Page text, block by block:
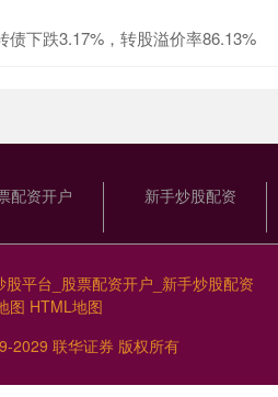
债下跌3.17%，转股溢价率86.13%
配资开户 新手炒股配资
股平台_股票配资开户_新手炒股配资
图 HTML地图
2029 联华证券 版权所有